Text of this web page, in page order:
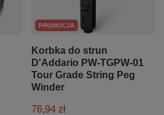
PROMOCJA
Korbka do strun
D'Addario PW-TGPW-01
Tour Grade String Peg
Winder
76,94 zł